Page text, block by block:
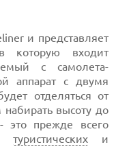
и представляет
которую входит
с самолета-
аппарат с двумя
отделяться от
высоту до
это прежде всего
туристических и